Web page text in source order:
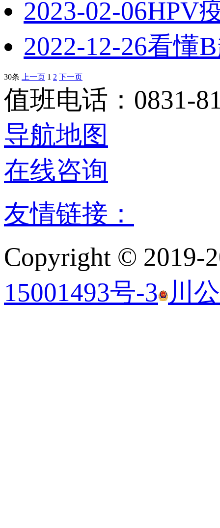
2023-02-06HPV
2022-12-26看懂
30条 上一页 1 2 下一页
值班电话：0831-
导航地图
在线咨询
友情链接：
Copyright © 2019-
15001493号-3 川